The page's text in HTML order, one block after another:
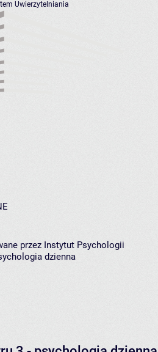
Uwierzytelniania
przez Instytut Psychologii
dzienna